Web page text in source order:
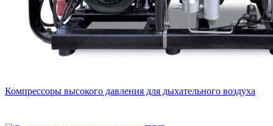
Компрессоры высокого давления для дыхательного воздуха